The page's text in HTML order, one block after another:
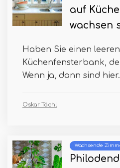
auf
wachsen
Haben Sie einen
Küchenfensterbank,
Wenn ja, dann sind
Oskar Tächl
Wachsende